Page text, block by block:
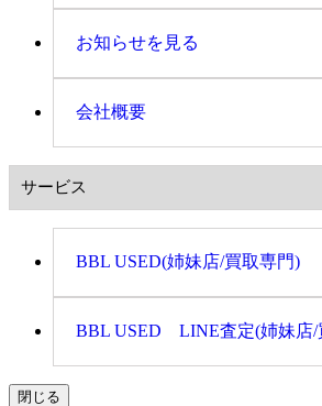
お知らせを見る
会社概要
サービス
BBL USED(姉妹店/買取専門)
BBL USED LINE査定(姉妹店/
閉じる